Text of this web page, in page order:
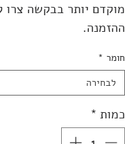
מוקדם יותר בבקשה צרו
ההזמנה.
חומר *
לבחירה
כמות *